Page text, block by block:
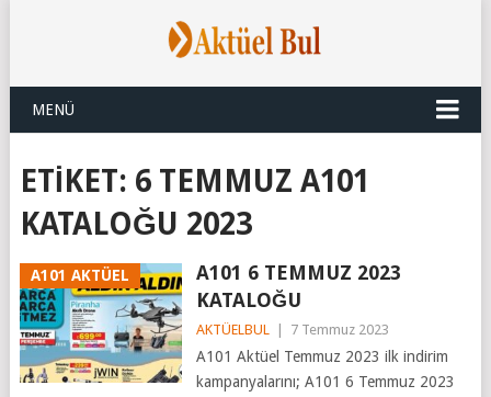
MENÜ
ETIKET: 6 TEMMUZ A101
KATALOĞU 2023
A101 AKTÜEL
A101 6 TEMMUZ 2023
KATALOĞU
AKTÜELBUL 7 Temmuz 2023
A101 Aktüel Temmuz 2023 ilk indirim
kampanyalarını; A101 6 Temmuz 2023